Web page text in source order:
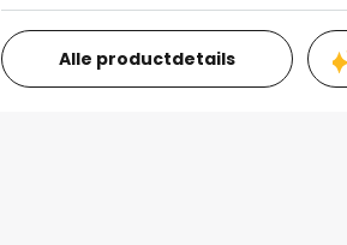
Alle productdetails